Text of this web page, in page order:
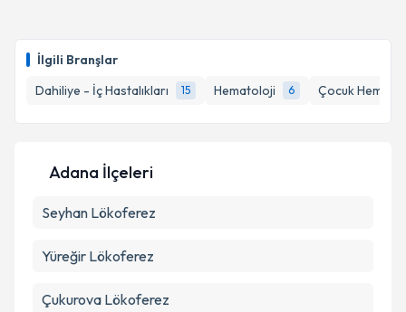
İlgili Branşlar
Dahiliye - İç Hastalıkları
15 Hematoloji 6 Çocuk
takvim hazırlandığında e-posta ile bilgilendireceğiz.
Metni'ni okudum ve kişisel verilerimin belirtilen
Adana İlçeleri
Seyhan Lökoferez
Yüreğir Lökoferez
Çukurova Lökoferez